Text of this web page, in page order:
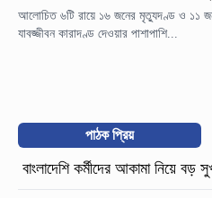
আলোচিত ৬টি রায়ে ১৬ জনের মৃত্যুদণ্ড ও ১১
যাবজ্জীবন কারাদণ্ড দেওয়ার পাশাপাশি...
পাঠক প্রিয়
বাংলাদেশি কর্মীদের আকামা নিয়ে বড়